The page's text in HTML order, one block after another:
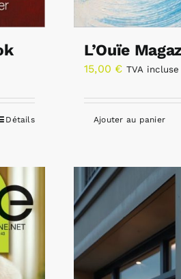
Détails
L’Ouïe
15,00 € TVA incluse
Ajouter au panier